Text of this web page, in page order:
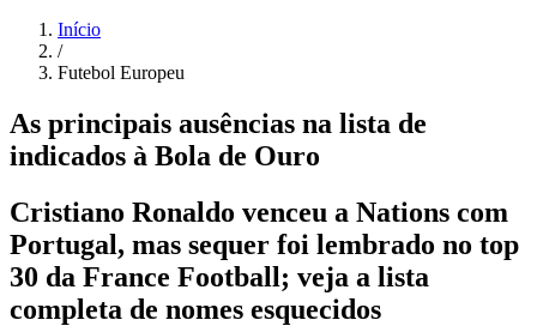
Início
/
Futebol Europeu
As principais ausências na lista de
indicados à Bola de Ouro
Cristiano Ronaldo venceu a Nations com
Portugal, mas sequer foi lembrado no top
30 da France Football; veja a lista
completa de nomes esquecidos